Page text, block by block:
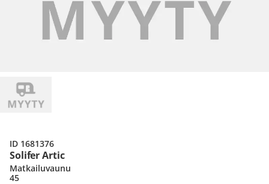
Solifer Artic
Matkailuvaunu
45
ID 1681376